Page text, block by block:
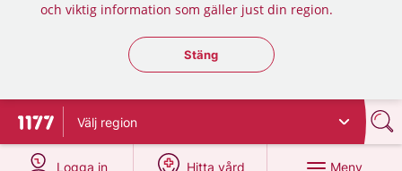
och viktig information som gäller just din region.
Stäng regionsväljaren
Stäng
Till startsidan för 1177
Välj region
Logga in
på 1177.se
Hitta vård
på 1177.se
Meny